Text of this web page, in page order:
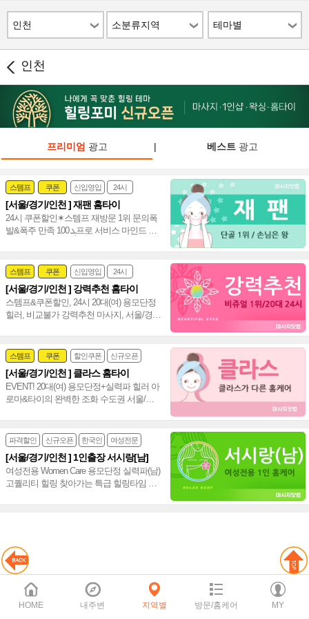
인천 소분류지역 테마별
인천
프리미엄 광고 | 베스트광고
스템프 쿠폰 신입영입 24시
여자힐러 감성전문
[서울/경기/인천 ] 재팬 홈타이
24시 쿠폰할인✶스템프 재방문 1위 문의폭
발&폭주 만족 ܓ 100프로 서비스 마인드 짱
스템프 쿠폰 신입영입 24시
여자힐러 감성전문
[서울/경기/인천 ] 강력추천 홈타이
스템프&쿠폰할인, 24시 20대(여) 용모단정
힐러, 비교불가 강력추천 마사지, 서울/경
스템프 쿠폰 할인쿠폰 신규오픈
24시 홈케어
[서울/경기/인천 ] 클라스 홈타이
EVENT! 20대(여) 용모단정+실력파 힐러 아
로마&타이의 완벽한 조화 수도권 서울/경
파격할인 신규오픈 한국인 여성전문
[서울/경기/인천 ] 1인출장 서시랑[남]
여성전용 Women Care 용모단정 실력파(남)
고퀄리티 힐링 찾아가는 특급 힐링타임 서
HOME 내주변 지역별 방문/홈케어 MY